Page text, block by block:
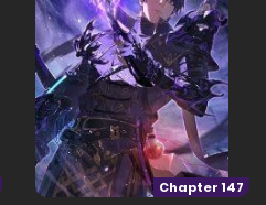
Chapter 147